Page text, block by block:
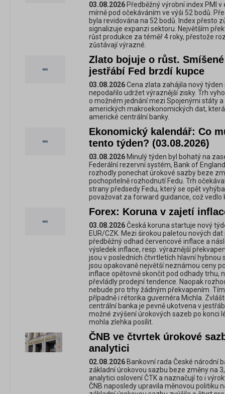
03.08.2026 Předběžný výrobní index PMI
mírně pod očekáváním ve výši 52 bodů.
byla revidována na 52 bodů. Index přesto
signalizuje expanzi sektoru. Největším
růst produkce za téměř 4 roky, přestože
zůstávají výrazné.
Zlato bojuje o růst.
jestřábí Fed brzdí kupce
03.08.2026Cena zlata zahájila nový
nepodařilo udržet výraznější zisky. Trh
o možném jednání mezi Spojenými státy
amerických makroekonomických dat,
americké centrální banky.
Ekonomický kalendář: Co
tento týden? (03.08.2026)
03.08.2026 Minulý týden byl bohatý na
Federální rezervní systém, Bank of
rozhodly ponechat úrokové sazby beze
pochopitelně rozhodnutí Fedu. Trh
strany předsedy Fedu, který se opět
považovat za forward guidance, což vedlo
Forex: Koruna v zajetí
03.08.2026Česká koruna startuje nový
EUR/CZK. Mezi širokou paletou nových
předběžný odhad červencové inflace a
výsledek inflace, resp. výraznější
jsou v posledních čtvrtletích hlavní hybnou
jsou opakovaně největší neznámou ceny
inflace opětovně skončit pod odhady trhu,
převládly prodejní tendence. Naopak
nebude pro trhy žádným překvapením.
případně i rétorika guvernéra Michla.
centrální banka je pevně ukotvena v
možné zvýšení úrokových sazeb po konci
mohla zlehka posílit.
ČNB ve čtvrtek úrokové
analytici
02.08.2026 Bankovní rada České národní
základní úrokovou sazbu beze změny na
analytici oslovení ČTK a naznačují to i
ČNB naposledy upravila měnovou politiku